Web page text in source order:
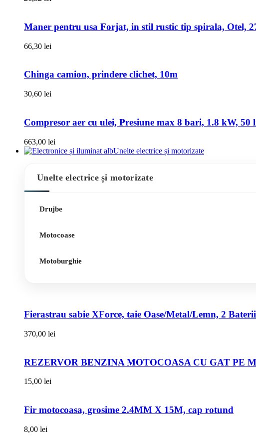
Maner pentru usa Forjat, in stil rustic tip spirala, Otel,
66,30 lei
Chinga camion, prindere clichet, 10m
30,60 lei
Compresor aer cu ulei, Presiune max 8 bari, 1.8 kW, 50
663,00 lei
Unelte electrice și motorizate
Unelte electrice și motorizate
Drujbe
Motocoase
Motoburghie
Fierastrau sabie XForce, taie Oase/Metal/Lemn, 2
370,00 lei
REZERVOR BENZINA MOTOCOASA CU GAT PE
15,00 lei
Fir motocoasa, grosime 2.4MM X 15M, cap rotund
8,00 lei